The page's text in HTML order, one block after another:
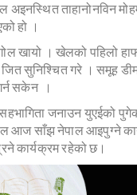
ताहानोनविन
हो ।
खायो । खेलको पहिलो
सुनिश्चित गरे । समूह
सकेन ।
जनाउन युएईको
आज साँझ नेपाल आइपुग्ने
कार्यक्रम रहेको छ।